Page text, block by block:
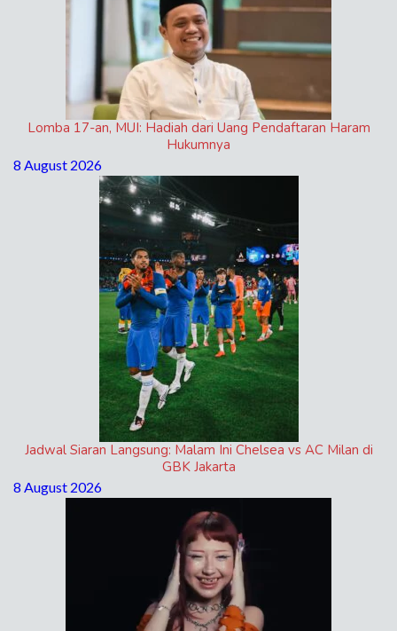
Lomba 17-an, MUI: Hadiah dari Uang Pendaftaran Haram
Hukumnya
8 August 2026
Jadwal Siaran Langsung: Malam Ini Chelsea vs AC Milan di
GBK Jakarta
8 August 2026